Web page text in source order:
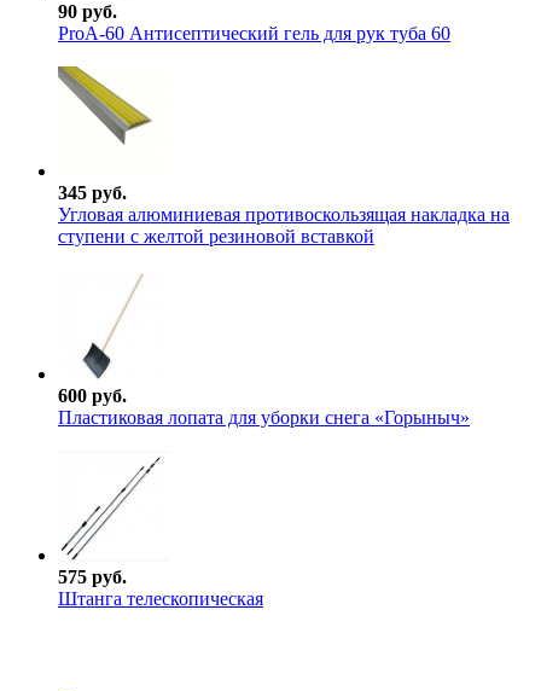
90 руб.
ProА-60 Антисептический гель для рук туба 60
345 руб.
Угловая алюминиевая противоскользящая накладка на
ступени с желтой резиновой вставкой
600 руб.
Пластиковая лопата для уборки снега «Горыныч»
575 руб.
Штанга телескопическая